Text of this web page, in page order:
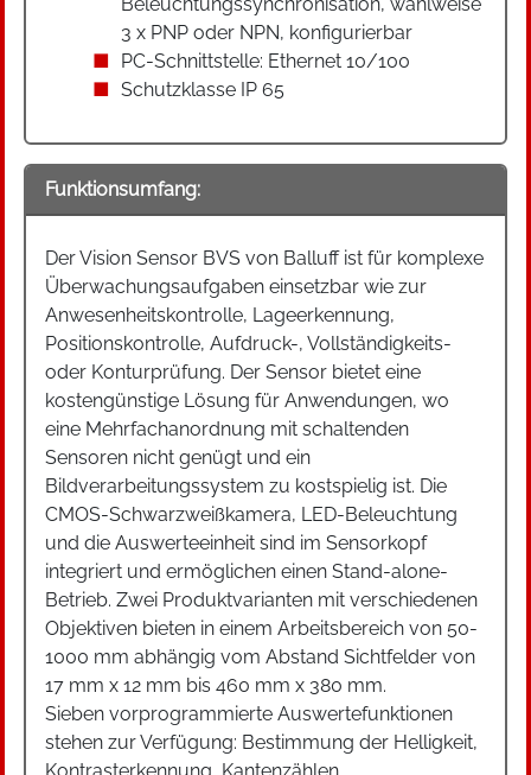
3 x PNP oder NPN, konfigurierbar
PC-Schnittstelle: Ethernet 10/100
Schutzklasse IP 65
Funktionsumfang:
Der Vision Sensor BVS von Balluff ist für komplexe
Überwachungsaufgaben einsetzbar wie zur
Anwesenheitskontrolle, Lageerkennung,
Positionskontrolle, Aufdruck-, Vollständigkeits-
oder Konturprüfung. Der Sensor bietet eine
kostengünstige Lösung für Anwendungen, wo
eine Mehrfachanordnung mit schaltenden
Sensoren nicht genügt und ein
Bildverarbeitungssystem zu kostspielig ist. Die
CMOS-Schwarzweißkamera, LED-Beleuchtung
und die Auswerteeinheit sind im Sensorkopf
integriert und ermöglichen einen Stand-alone-
Betrieb. Zwei Produktvarianten mit verschiedenen
Objektiven bieten in einem Arbeitsbereich von 50-
1000 mm abhängig vom Abstand Sichtfelder von
17 mm x 12 mm bis 460 mm x 380 mm.
Sieben vorprogrammierte Auswertefunktionen
stehen zur Verfügung: Bestimmung der Helligkeit,